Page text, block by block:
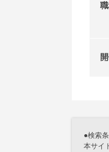
●検索
本サイ